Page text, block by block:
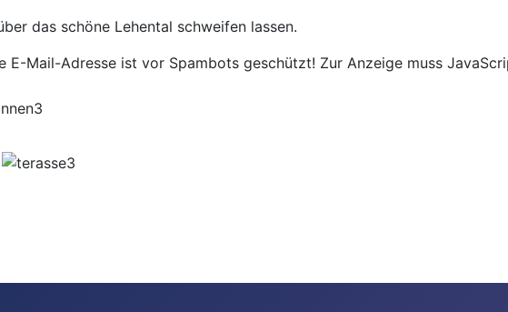
das schöne Lehental schweifen lassen.
E-Mail-Adresse ist vor Spambots geschützt! Zur Anzeige muss